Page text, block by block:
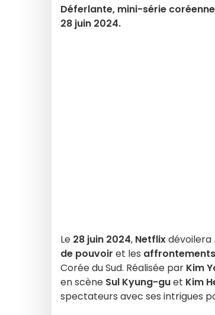
Déferlante, mini-série
28 juin 2024.
Le 28 juin 2024, Netflixdévoilera
de pouvoir et les
Corée du Sud. Réalisée par Kim
en scène Sul Kyung-guet Kim
spectateurs avec ses intrigues